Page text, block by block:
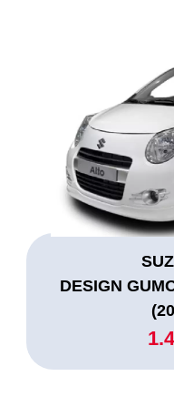
DESIGN